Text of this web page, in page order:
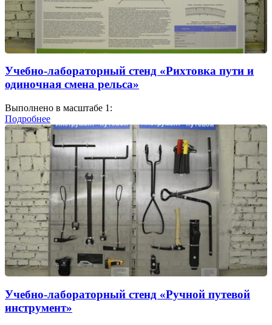
Учебно-лабораторный стенд «Рихтовка пути и
одиночная смена рельса»
Выполнено в масштабе 1:
Подробнее
Учебно-лабораторный стенд «Ручной путевой
инструмент»